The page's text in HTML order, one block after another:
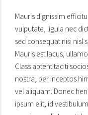
Mauris dignissim
vulputate, ligula nec
sed consequat nisi nisl
Mauris est lacus,
Class aptent taciti
nostra, per inceptos
vel aliquam. Donec
ipsum elit, id